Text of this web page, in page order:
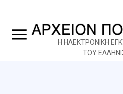
Η ΗΛΕΚΤΡΟΝΙΚΗ
ΤΟΥ